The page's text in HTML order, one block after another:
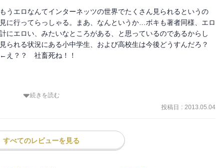
うエロなんてインターネッツの世界でたくさん見られるというの
に行ってらっしゃる。まあ、なんというか…ボキも著者同様、エロ
にエロい、みたいなところがある、と思っているのであるからし
られる状況にある小中学生、および高校生は今後どうすんだろ？
え？？　社畜死ね！！
なら無修正で見ることができまくりですから、そんな状況下だか
たされるのかもしれません…みたいなことを本書を読んで思いまし
思わずにはいられない、みたいな気持ちを持ったのは本書におかげ
続きを読む
投稿日 : 2013.05.04
すべてのレビューを見る